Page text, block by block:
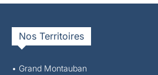
Nos Territoires
• Grand Montauban